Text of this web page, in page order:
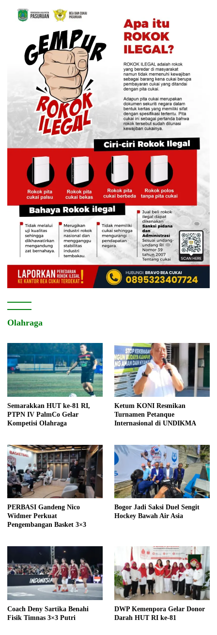
Olahraga
Semarakkan HUT ke-81 RI,
PTPN IV PalmCo Gelar
Kompetisi Olahraga
Ketum KONI Resmikan
Turnamen Petanque
Internasional di UNDIKMA
PERBASI Gandeng Nico
Widmer Perkuat
Pengembangan Basket 3×3
Bogor Jadi Saksi Duel Sengit
Hockey Bawah Air Asia
Coach Deny Sartika Benahi
Fisik Timnas 3×3 Putri
DWP Kemenpora Gelar Donor
Darah HUT RI ke-81